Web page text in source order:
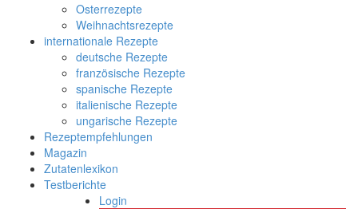
Osterrezepte
Weihnachtsrezepte
internationale Rezepte
deutsche Rezepte
französische Rezepte
spanische Rezepte
italienische Rezepte
ungarische Rezepte
Rezeptempfehlungen
Magazin
Zutatenlexikon
Testberichte
Login